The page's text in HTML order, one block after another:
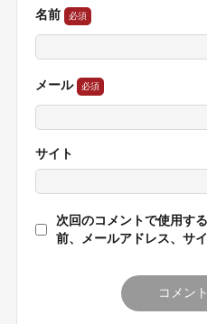
名前
メール
サイト
次回のコメントで使用す
前、メールアドレス、サ